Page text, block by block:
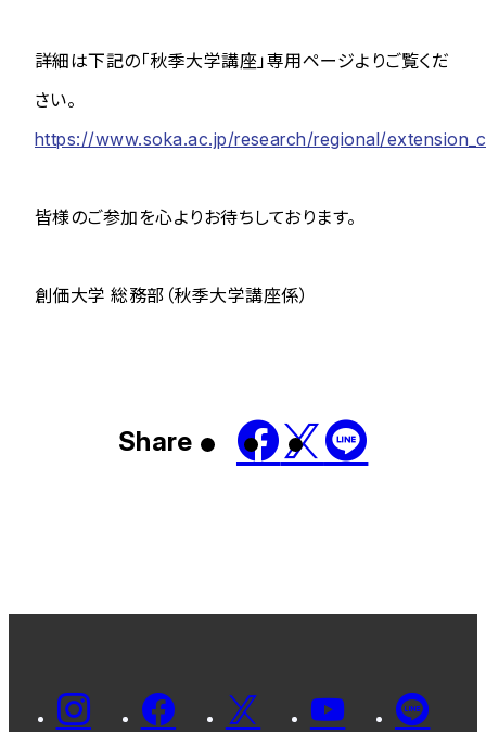
詳細は下記の「秋季大学講座」専用ページよりご覧くだ
さい。
https://www.soka.ac.jp/research/regional/
皆様のご参加を心よりお待ちしております。
創価大学 総務部（秋季大学講座係）
Share